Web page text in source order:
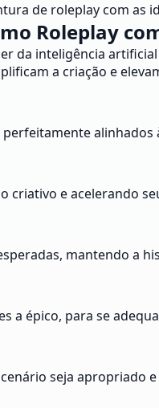
de roleplay com as
Roleplay
da inteligência
a criação e
alinhados
e acelerando
mantendo a
a épico, para se
seja apropriado